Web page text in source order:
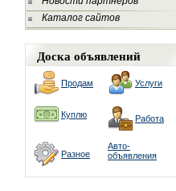
Каталог сайтов
Доска объявлений
Продам Услуги
Куплю Работа
Разное
Авто-
объявления